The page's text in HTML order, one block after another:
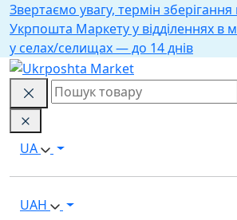
Звертаємо увагу, термін зберігання
Укрпошта Маркету у відділеннях в
у селах/селищах — до 14 днів
UA
UAH